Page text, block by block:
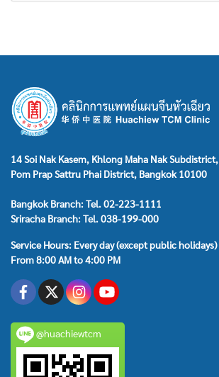
14 Soi Nak Kasem, Khlong Maha Nak Subdistrict,
Pom Prap Sattru Phai District, Bangkok 10100
Bangkok Branch: Tel. 02-223-1111
Sriracha Branch: Tel. 038-199-000
Service Hours: Every day (except public holidays)
From 8:00 AM to 4:00 PM
@huachiewtcm